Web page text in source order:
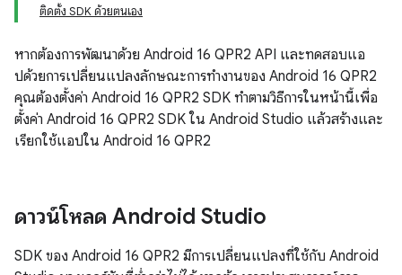
ติดตั้ง SDK ด้วยตนเอง
หากต้องการพัฒนาด้วย Android 16 QPR2 API และทดสอบแอ
ปด้วยการเปลี่ยนแปลงลักษณะการทำงานของ Android 16 QPR2
คุณต้องตั้งค่า Android 16 QPR2 SDK ทำตามวิธีการในหน้านี้เพื่อ
ตั้งค่า Android 16 QPR2 SDK ใน Android Studio แล้วสร้างและ
เรียกใช้แอปใน Android 16 QPR2
ดาวน์โหลด Android Studio
SDK ของ Android 16 QPR2 มีการเปลี่ยนแปลงที่ใช้กับ Android